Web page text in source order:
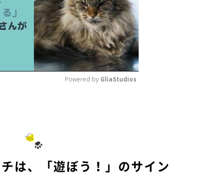
Powered by GliaStudios
は、「遊ぼう！」のサイン